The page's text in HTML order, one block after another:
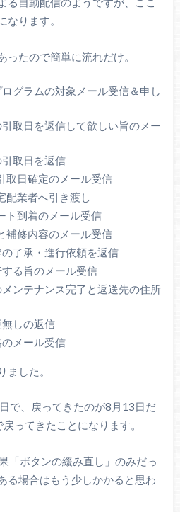
なります。
たので簡単に流れだけ。
グラムの対象メール受信＆申し
取日を返信して欲しい旨のメー
取日を返信
取日確定のメール受信
配業者へ引き渡し
ト到着のメール受信
補修内容のメール受信
了承・進行依頼を返信
る旨のメール受信
ンテナンス完了と返送先の住所
しの返信
メール受信
ました。
で、戻ってきたのが8月13日だ
ってきたことになります。
「ボタンの緩み直し」のみだっ
る場合はもう少しかかると思わ